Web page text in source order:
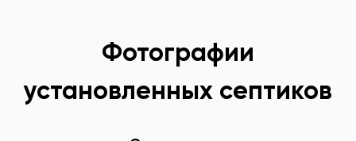
Фотографии
установленных септиков